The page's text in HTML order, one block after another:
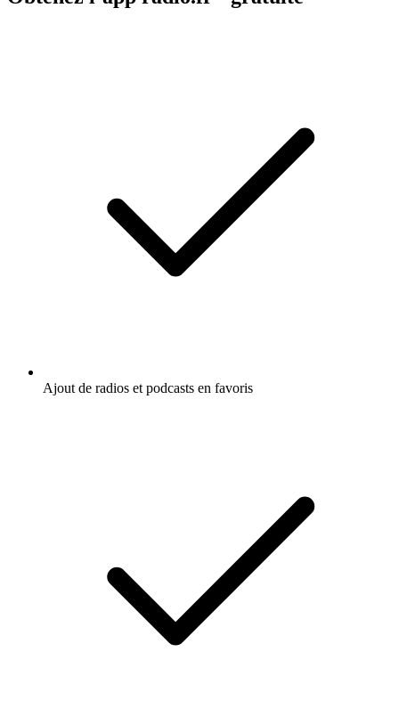
Ajout de radios et podcasts en favoris